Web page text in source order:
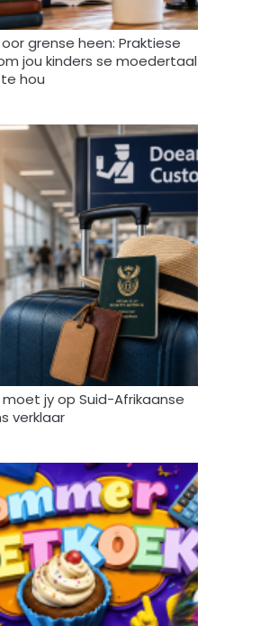
grense heen: Praktiese
jou kinders se moedertaal
hou
jy op Suid-Afrikaanse
verklaar